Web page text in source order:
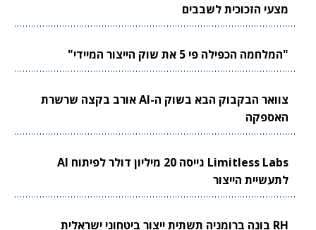
מצעי הזכוכית לשבבים
"המלחמה הכפילה פי 5 את שוק הייצור המיידי"
צוואר הבקבוק הבא בשוק ה-AI אורב בקצה שרשרת
האספקה
Limitless Labs גייסה 20 מיליון דולר לפיתוח AI
לתעשיית הייצור
RH בונה ברומניה תשתית ייצור ביטחוני ישראלית